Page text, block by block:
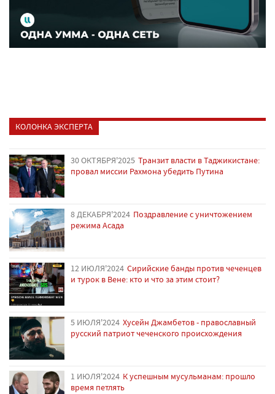
КОЛОНКА ЭКСПЕРТА
30 ОКТЯБРЯ'2025 Транзит власти в Таджикистане:
провал миссии Рахмона убедить Путина
8 ДЕКАБРЯ'2024 Поздравление с уничтожением
режима Асада
12 ИЮЛЯ'2024 Сирийские банды против чеченцев
и турок в Вене: кто и что за этим стоит?
5 ИЮЛЯ'2024 Хусейн Джамбетов - православный
русский патриот чеченского происхождения
1 ИЮЛЯ'2024 К успешным мусульманам: прошло
время петлять